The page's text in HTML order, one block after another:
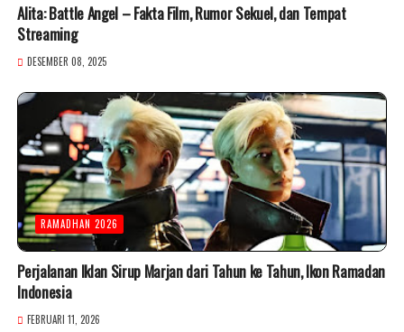
Alita: Battle Angel – Fakta Film, Rumor Sekuel, dan Tempat
Streaming
DESEMBER 08, 2025
RAMADHAN 2026
Perjalanan Iklan Sirup Marjan dari Tahun ke Tahun, Ikon Ramadan
Indonesia
FEBRUARI 11, 2026